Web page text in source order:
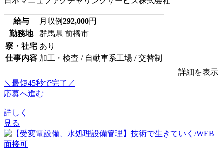
給与 月収例292,000円
勤務地
群馬県 前橋市
寮・社宅 あり
仕事内容 加工・検査 / 自動車系工場 / 交替制
詳細を表示
＼最短45秒で完了／
応募へ進む
詳しく
見る